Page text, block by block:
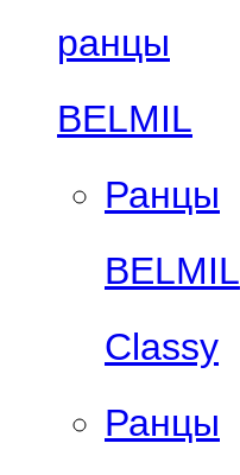
ранцы
BELMIL
Ранцы
BELMIL
Classy
Ранцы